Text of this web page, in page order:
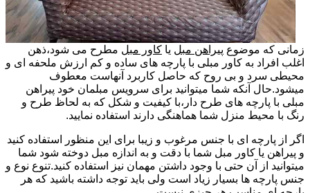
زمانی که موضوع پیراهن مبل یا کاور مبل مطرح می شود،ذهن
اغلب افراد به کاور مبلی با پارچه های ساده و کم ارزش ملحفه ای و
محیطی سرد و بی روح که حاصل کاربرد آنهاست معطوف
میشود.حال آنکه شما میتوانید برای سرویس مبلمان خود پیراهن
مبلی با پارچه های طرح دار،با کیفیت و شکل که به لحاظ طرح و
رنگ با محیط منزل شما هماهنگی دارند استفاده نمایید.
اگر از پارچه ای با جنس مرغوب و زیبا برای این منظور استفاده کنید
و پیراهن یا کاور مبل شما با دقت و به اندازه مبل دوخته شود شما
میتوانید از آن حتی با وجود داشتن مهمان نیز استفاده کنید.تنوع نوع و
جنس پارچه ها بسیار زیاد است ولی باید توجه داشته باشید که هر